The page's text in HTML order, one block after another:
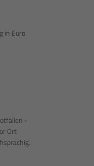
in Euro.
-
Ort